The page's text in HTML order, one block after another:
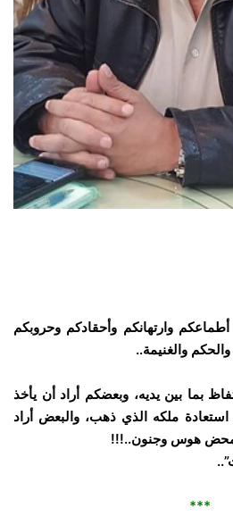
وارتهانكم وأحقادكم وحروبكم
والغنيمة..
بما بين يديه، وبعضكم أراد أن يأخذ
استعادة ملكه الذي ذهب، والبعض أراد
محض هوس وجنون..!!!
*
*
*